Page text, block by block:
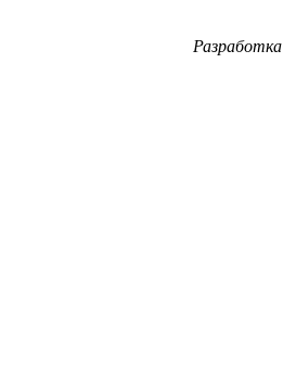
Разработка